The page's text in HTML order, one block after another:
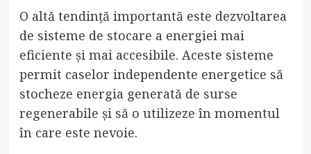
O altă tendință importantă este dezvoltarea
de sisteme de stocare a energiei mai
eficiente și mai accesibile. Aceste sisteme
permit caselor independente energetice să
stocheze energia generată de surse
regenerabile și să o utilizeze în momentul
în care este nevoie.